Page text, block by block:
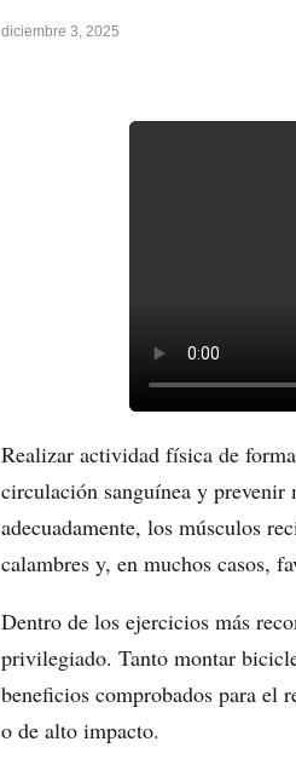
diciembre 3, 2025
Realizar actividad física de
circulación sanguínea y prevenir
adecuadamente, los músculos
calambres y, en muchos casos,
Dentro de los ejercicios más
privilegiado. Tanto montar
beneficios comprobados para el
o de alto impacto.